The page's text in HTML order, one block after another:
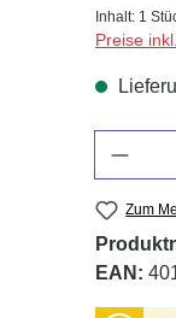
Inhalt: 1
Preise
Zum
EAN: